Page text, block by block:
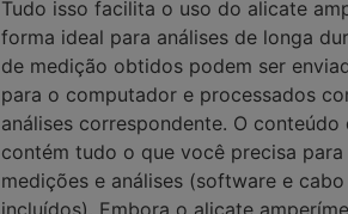
Tudo isso facilita o uso do alicate
forma ideal para análises de longa
de medição obtidos podem ser
para o computador e processados
análises correspondente. O conteúdo
contém tudo o que você precisa
medições e análises (software e